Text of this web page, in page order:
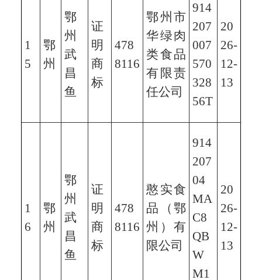
1
5
鄂
州
鄂
州
武
昌
鱼
证
明
商
标
478
8116
鄂州市
华绿肉
类食品
有限责
任公司
914
207
007
570
328
56T
20
26-
12-
13
1
6
鄂
州
鄂
州
武
昌
鱼
证
明
商
标
478
8116
憨实食
品（鄂
州）有
限公司
914
207
04
MA
C8
QB
W
M1
20
26-
12-
13